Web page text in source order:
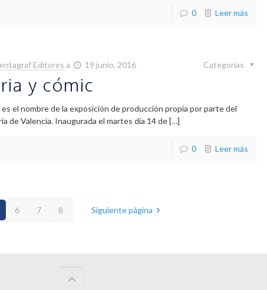
0 Leer más
Editores a 19 junio, 2016 Categorias
y cómic
el nombre de la exposición de producción propia por parte del
de Valencia. Inaugurada el martes día 14 de[…]
0 Leer más
6 7 8 Siguiente página